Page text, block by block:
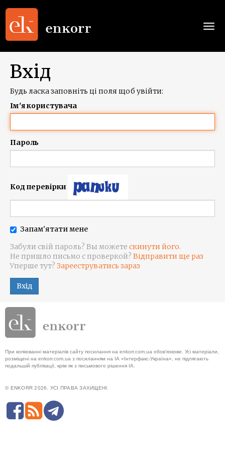
Вхід
Будь ласка заповніть ці поля щоб увійти:
Ім'я користувача
Пароль
Код перевірки
Запам'ятати мене
Забули свій пароль? Вы можете скинути його.
Не пришло письмо с проверкой? Відправити ще раз
Уперше тут? Зарееструватись зараз
Вхід
При копіюванні матеріалів сайту посилання на enkorr.com.ua обов'язкове. Усі матеріали,
розміщені на enkorr.com.ua з посиланням на ІА «Інтерфакс-Україна», не підлягають
подальшій публікації, крім як з письмового рішення ІА.
© ENKORR 2026. УСІ ПРАВА ЗАХИЩЕНІ.